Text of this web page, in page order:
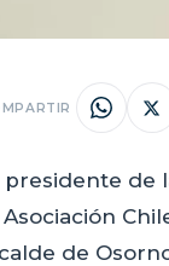
presidente de
de